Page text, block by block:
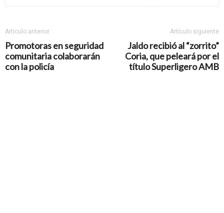
Artículo anterior
Promotoras en seguridad
comunitaria colaborarán
con la policía
Artículo siguiente
Jaldo recibió al “zorrito”
Coria, que peleará por el
título Superligero AMB